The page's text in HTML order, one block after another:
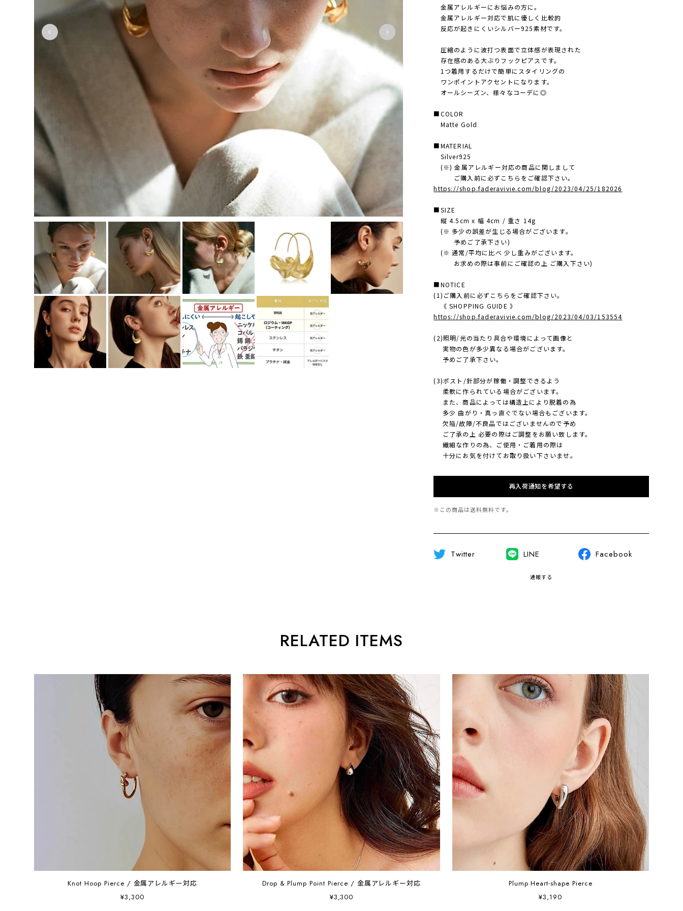
金属アレルギーにお悩みの方に。
金属アレルギー対応で肌に優しく比較的
反応が起きにくいシルバー925素材です。
圧縮のように波打つ表面で立体感が表現された
存在感のある大ぶりフックピアスです。
1つ着用するだけで簡単にスタイリングの
ワンポイントアクセントになります。
オールシーズン、様々なコーデに◎
■COLOR
Matte Gold
■MATERIAL
Silver925
(※) 金属アレルギー対応の商品に関しまして
ご購入前に必ずこちらをご確認下さい。
https://shop.faderavivie.com/blog/2023/04/25/182026
■SIZE
縦 4.5cm x 幅 4cm / 重さ 14g
(※ 多少の誤差が生じる場合がございます。
予めご了承下さい)
(※ 通常/平均に比べ 少し重みがございます。
お求めの際は事前にご確認の上 ご購入下さい)
■NOTICE
(1)ご購入前に必ずこちらをご確認下さい。
《 SHOPPING GUIDE 》
https://shop.faderavivie.com/blog/2023/04/03/153554
(2)照明/光の当たり具合や環境によって画像と
実物の色が多少異なる場合がございます。
予めご了承下さい。
(3)ポスト/針部分が稼働・調整できるよう
柔軟に作られている場合がございます。
また、商品によっては構造上により脱着の為
多少 曲がり・真っ直ぐでない場合もございます。
欠陥/故障/不良品ではございませんので予め
ご了承の上 必要の際はご調整をお願い致します。
繊細な作りの為、ご使用・ご着用の際は
十分にお気を付けてお取り扱い下さいませ。
再入荷通知を希望する
※この商品は送料無料です。
Twitter LINE Facebook
通報する
RELATED ITEMS
Knot Hoop Pierce / 金属アレルギー対応
¥3,300
Drop & Plump Point Pierce / 金属アレルギー対応
¥3,300
Plump Heart-shape Pierce
¥3,190